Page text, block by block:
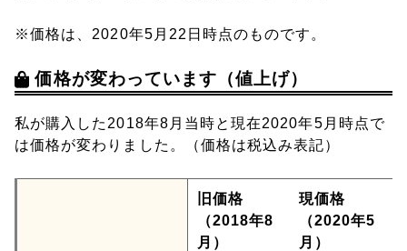
※価格は、2020年5月22日時点のものです。
価格が変わっています（値上げ）
私が購入した2018年8月当時と現在2020年5月時点で
は価格が変わりました。（価格は税込み表記）
旧価格
（2018年8
月）
現価格
（2020年5
月）